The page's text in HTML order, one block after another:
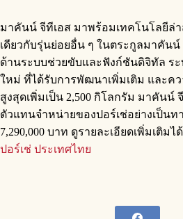
มาคันน์ จีทีเอส มาพร้อมเทคโนโลยีล่
เดียวกับรุ่นย่อยอื่น ๆ ในตระกูลมาคัน
ด้านระบบช่วยขับและฟังก์ชันดิจิทัล ร
ใหม่ ที่ได้รับการพัฒนาเพิ่มเติม และค
สูงสุดเพิ่มเป็น 2,500 กิโลกรัม มาคันน์
ตัวแทนจำหน่ายของปอร์เช่อย่างเป็นท
7,290,000 บาท ดูรายละเอียดเพิ่มเติมไ
ปอร์เช่ ประเทศไทย